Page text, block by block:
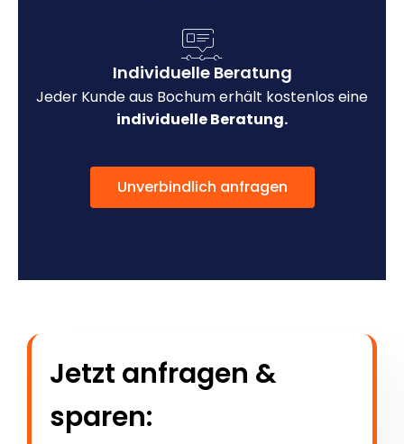
Individuelle Beratung
Jeder Kunde aus Bochum erhält kostenlos eine
individuelle Beratung.
Unverbindlich anfragen
Jetzt anfragen &
sparen: